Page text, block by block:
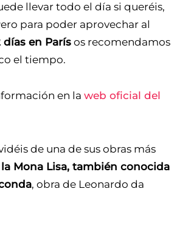
llevar todo el día si queréis,
para poder aprovechar al
días en Parísos recomendamos
el tiempo.
en la web oficial del
de una de sus obras más
la Mona Lisa, también conocida
, obra de Leonardo da